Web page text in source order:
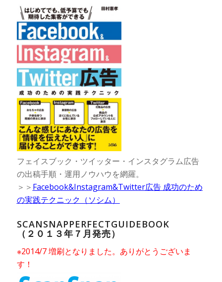
フェイスブック・ツイッター・インスタグラム広告
の出稿手順・運用ノウハウを網羅。
＞＞ Facebook&Instagram&Twitter広告 成功のため
の実践テクニック（ソシム）
SCANSNAPPERFECTGUIDEBOOK
（２０１３年７月発売）
※2014/7 増刷となりました。ありがとうございま
す！